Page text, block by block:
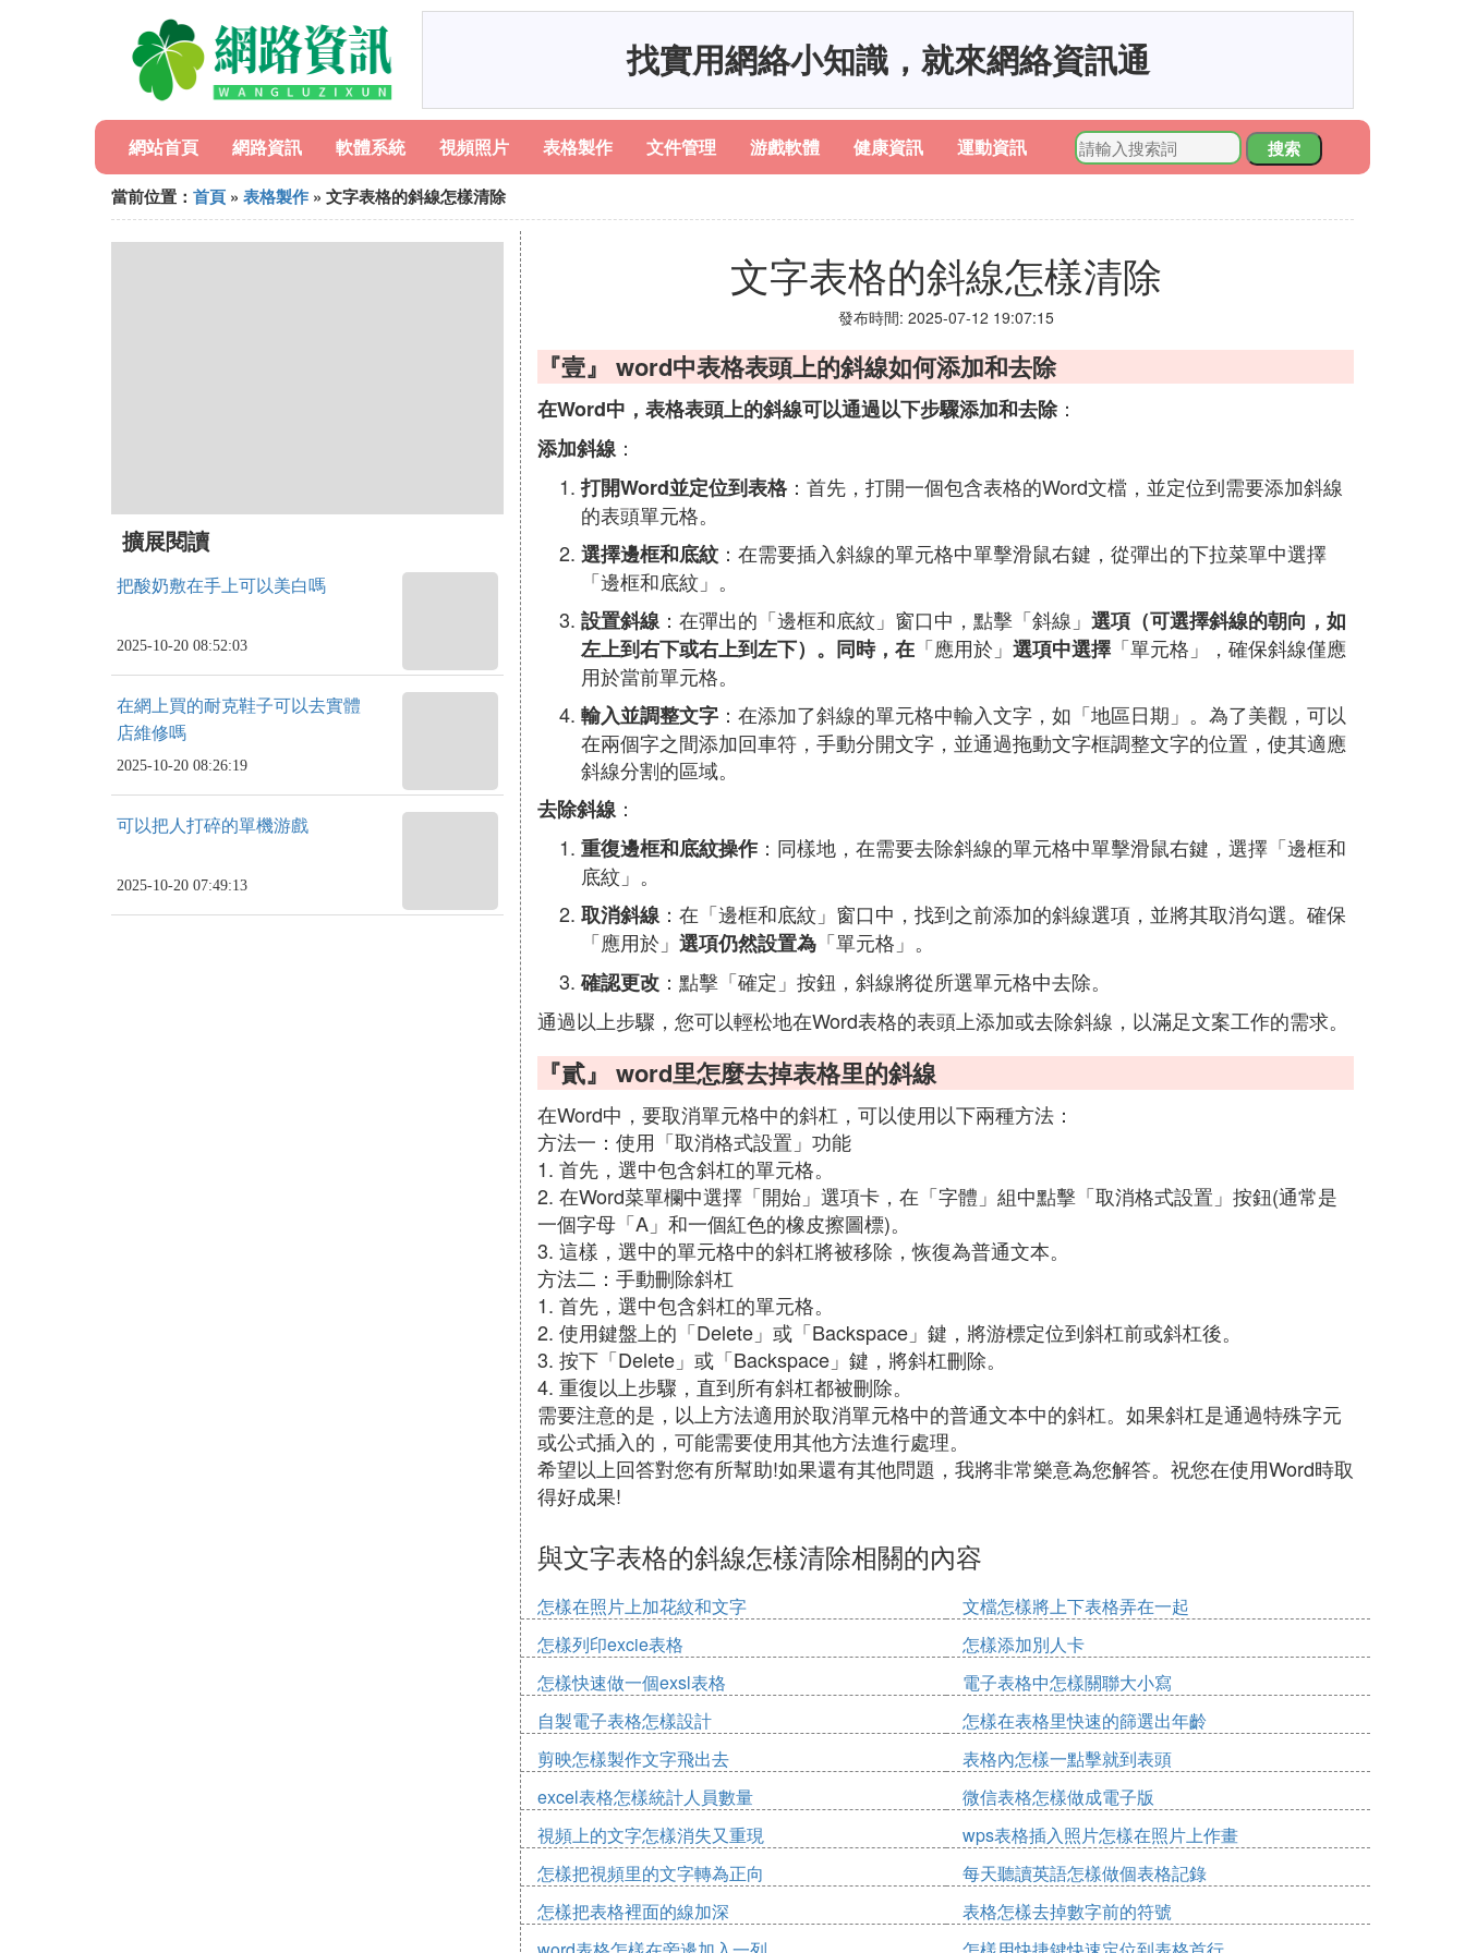
找實用網絡小知識，就來網絡資訊通
網站首頁 網路資訊 軟體系統 視頻照片 表格製作 文件管理 游戲軟體 健康資訊 運動資訊
搜索
當前位置： 首頁 » 表格製作 » 文字表格的斜線怎樣清除
擴展閱讀
把酸奶敷在手上可以美白嗎
2025-10-20 08:52:03
在網上買的耐克鞋子可以去實體
店維修嗎
2025-10-20 08:26:19
可以把人打碎的單機游戲
2025-10-20 07:49:13
文字表格的斜線怎樣清除
發布時間: 2025-07-12 19:07:15
『壹』 word中表格表頭上的斜線如何添加和去除
在Word中，表格表頭上的斜線可以通過以下步驟添加和去除：
添加斜線 ：
打開Word並定位到表格：首先，打開一個包含表格的Word文檔，並定位到需要添加斜線
的表頭單元格。
選擇邊框和底紋 ：在需要插入斜線的單元格中單擊滑鼠右鍵，從彈出的下拉菜單中選擇
「邊框和底紋」。
設置斜線 ：在彈出的「邊框和底紋」窗口中，點擊「斜線」 選項（可選擇斜線的朝向，如
左上到右下或右上到左下）。同時，在 「應用於」 選項中選擇 「單元格」，確保斜線僅應
用於當前單元格。
輸入並調整文字 ：在添加了斜線的單元格中輸入文字，如「地區日期」。為了美觀，可以
在兩個字之間添加回車符，手動分開文字，並通過拖動文字框調整文字的位置，使其適應
斜線分割的區域。
去除斜線 ：
重復邊框和底紋操作：同樣地，在需要去除斜線的單元格中單擊滑鼠右鍵，選擇「邊框和
底紋」。
取消斜線 ：在「邊框和底紋」窗口中，找到之前添加的斜線選項，並將其取消勾選。確保
「應用於」 選項仍然設置為 「單元格」。
確認更改 ：點擊「確定」按鈕，斜線將從所選單元格中去除。
通過以上步驟，您可以輕松地在Word表格的表頭上添加或去除斜線，以滿足文案工作的需求。
『貳』 word里怎麼去掉表格里的斜線
在Word中，要取消單元格中的斜杠，可以使用以下兩種方法：
方法一：使用「取消格式設置」功能
1. 首先，選中包含斜杠的單元格。
2. 在Word菜單欄中選擇「開始」選項卡，在「字體」組中點擊「取消格式設置」按鈕(通常是
一個字母「A」和一個紅色的橡皮擦圖標)。
3. 這樣，選中的單元格中的斜杠將被移除，恢復為普通文本。
方法二：手動刪除斜杠
1. 首先，選中包含斜杠的單元格。
2. 使用鍵盤上的「Delete」或「Backspace」鍵，將游標定位到斜杠前或斜杠後。
3. 按下「Delete」或「Backspace」鍵，將斜杠刪除。
4. 重復以上步驟，直到所有斜杠都被刪除。
需要注意的是，以上方法適用於取消單元格中的普通文本中的斜杠。如果斜杠是通過特殊字元
或公式插入的，可能需要使用其他方法進行處理。
希望以上回答對您有所幫助!如果還有其他問題，我將非常樂意為您解答。祝您在使用Word時取
得好成果!
與文字表格的斜線怎樣清除相關的內容
怎樣在照片上加花紋和文字
文檔怎樣將上下表格弄在一起
怎樣列印excie表格
怎樣添加別人卡
怎樣快速做一個exsl表格
電子表格中怎樣關聯大小寫
自製電子表格怎樣設計
怎樣在表格里快速的篩選出年齡
剪映怎樣製作文字飛出去
表格內怎樣一點擊就到表頭
excel表格怎樣統計人員數量
微信表格怎樣做成電子版
視頻上的文字怎樣消失又重現
wps表格插入照片怎樣在照片上作畫
怎樣把視頻里的文字轉為正向
每天聽讀英語怎樣做個表格記錄
怎樣把表格裡面的線加深
表格怎樣去掉數字前的符號